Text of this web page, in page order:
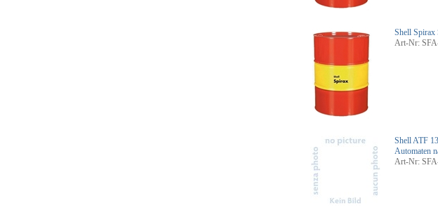
Shell
Art-Nr:
Shell ATF
Automaten
Art-Nr: